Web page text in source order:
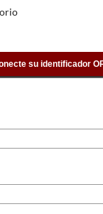
su identificador